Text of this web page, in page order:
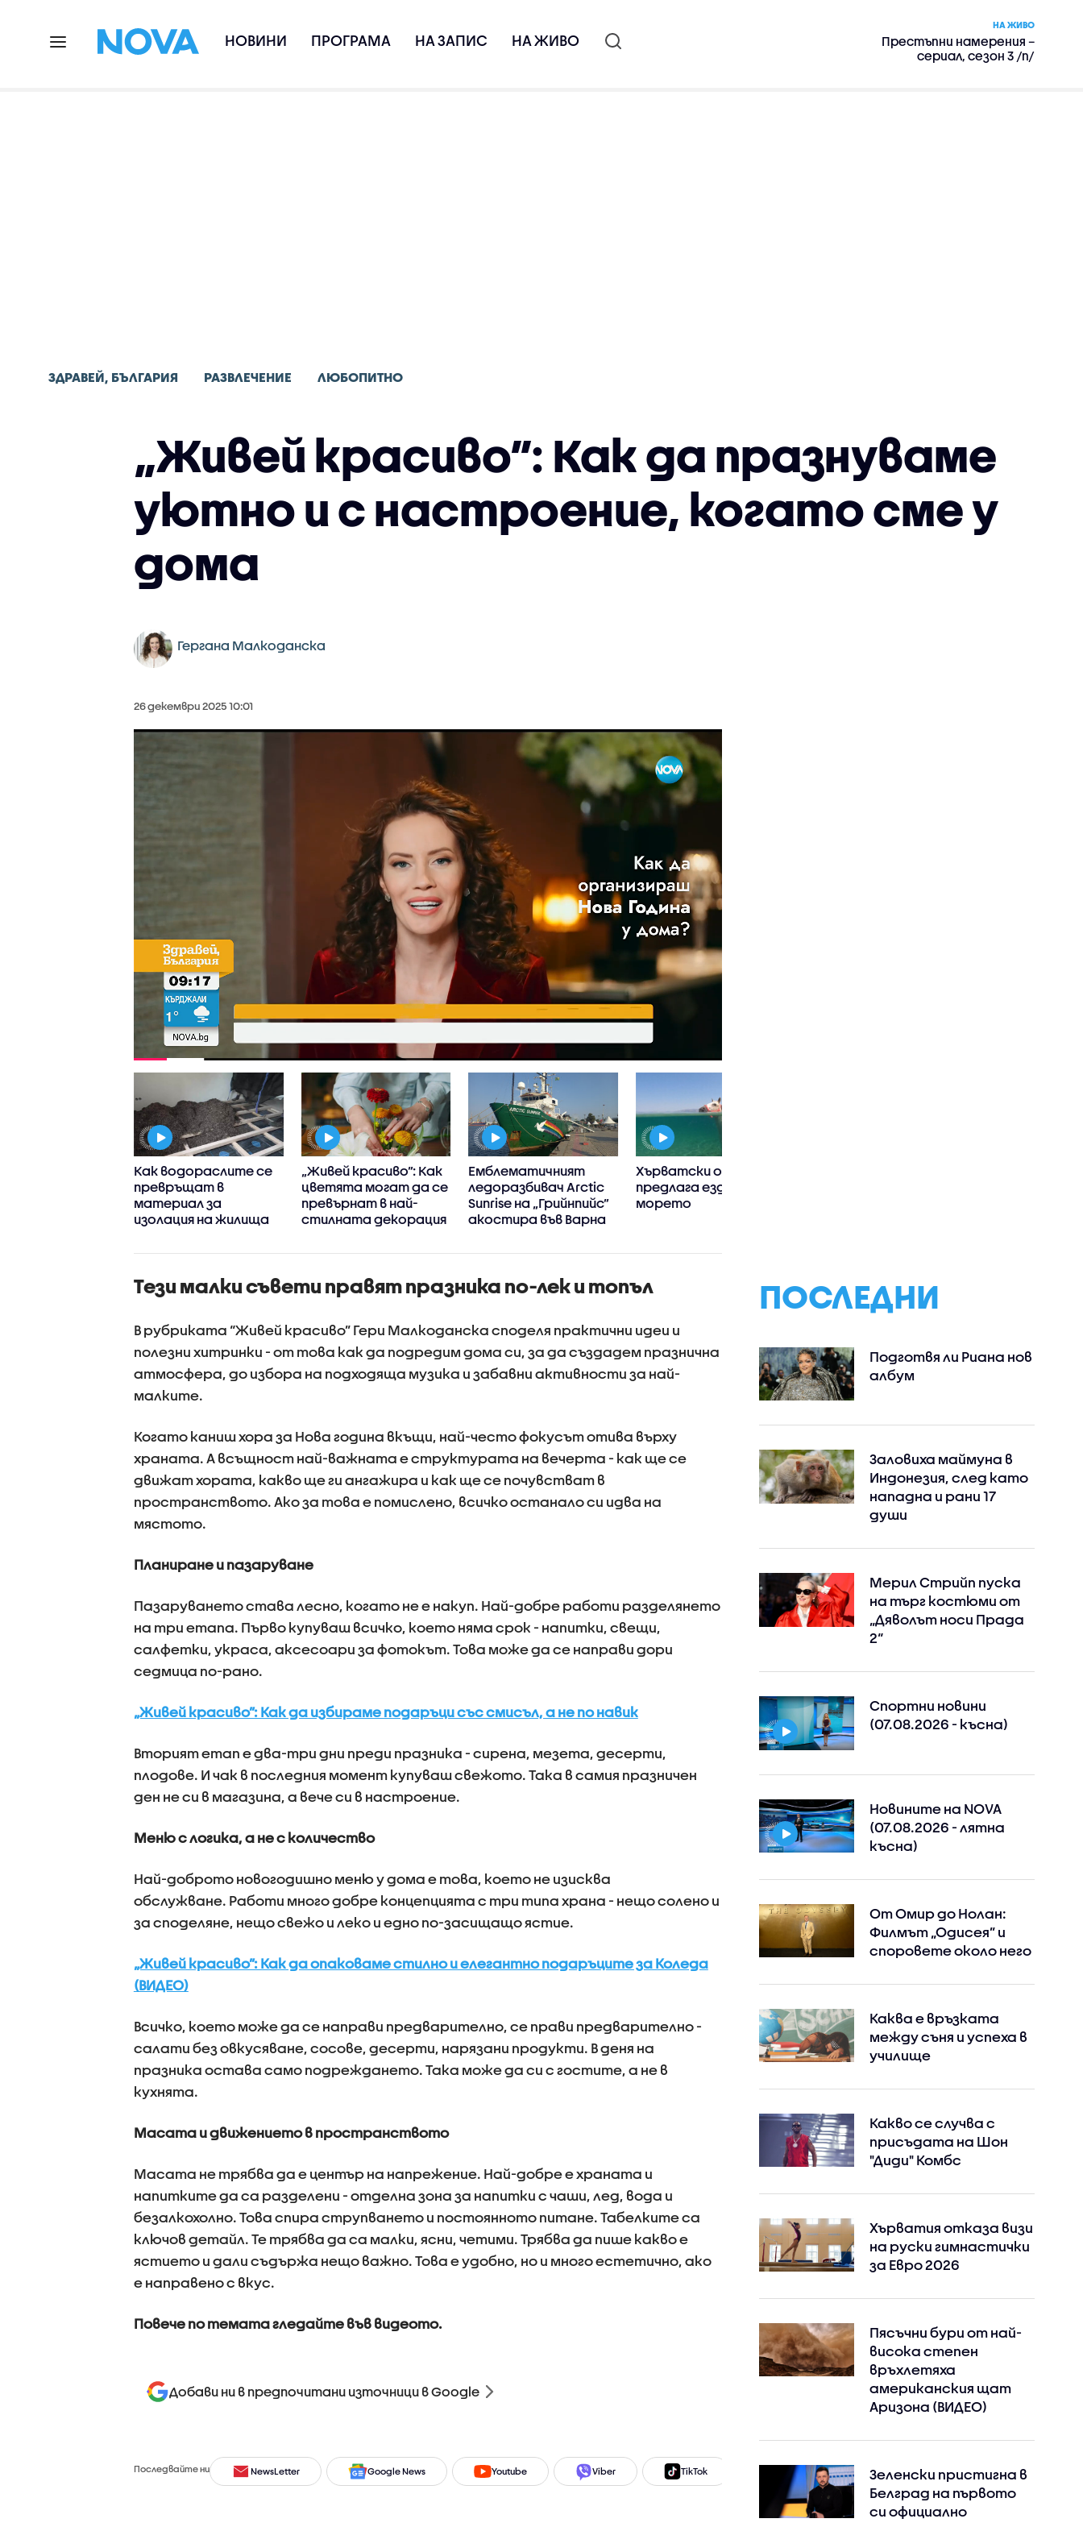
НОВИНИ ПРОГРАМА НА ЗАПИС НА ЖИВО
НА ЖИВО
Престъпни намерения –
сериал, сезон 3 /п/
ЗДРАВЕЙ, БЪЛГАРИЯ РАЗВЛЕЧЕНИЕ ЛЮБОПИТНО
„Живей красиво”: Как да празнуваме
уютно и с настроение, когато сме у
дома
Гергана Малкоданска
26 декември 2025 10:01
Как водораслите се
превръщат в
материал за
изолация на жилища
„Живей красиво”: Как
цветята могат да се
превърнат в най-
стилната декорация
Емблематичният
ледоразбивач Arctic
Sunrise на „Грийнпийс”
акостира във Варна
Хърватски остров
предлага езда в
морето
Тези малки съвети правят празника по-лек и топъл
В рубриката “Живей красиво” Гери Малкоданска споделя практични идеи и
полезни хитринки - от това как да подредим дома си, за да създадем празнична
атмосфера, до избора на подходяща музика и забавни активности за най-
малките.
Когато каниш хора за Нова година вкъщи, най-често фокусът отива върху
храната. А всъщност най-важната е структурата на вечерта - как ще се
движат хората, какво ще ги ангажира и как ще се почувстват в
пространството. Ако за това е помислено, всичко останало си идва на
мястото.
Планиране и пазаруване
Пазаруването става лесно, когато не е накуп. Най-добре работи разделянето
на три етапа. Първо купуваш всичко, което няма срок - напитки, свещи,
салфетки, украса, аксесоари за фотокът. Това може да се направи дори
седмица по-рано.
„Живей красиво”: Как да избираме подаръци със смисъл, а не по навик
Вторият етап е два-три дни преди празника - сирена, мезета, десерти,
плодове. И чак в последния момент купуваш свежото. Така в самия празничен
ден не си в магазина, а вече си в настроение.
Меню с логика, а не с количество
Най-доброто новогодишно меню у дома е това, което не изисква
обслужване. Работи много добре концепцията с три типа храна - нещо солено и
за споделяне, нещо свежо и леко и едно по-засищащо ястие.
„Живей красиво”: Как да опаковаме стилно и елегантно подаръците за Коледа
(ВИДЕО)
Всичко, което може да се направи предварително, се прави предварително -
салати без овкусяване, сосове, десерти, нарязани продукти. В деня на
празника остава само подреждането. Така може да си с гостите, а не в
кухнята.
Масата и движението в пространството
Масата не трябва да е център на напрежение. Най-добре е храната и
напитките да са разделени - отделна зона за напитки с чаши, лед, вода и
безалкохолно. Това спира струпването и постоянното питане. Табелките са
ключов детайл. Те трябва да са малки, ясни, четими. Трябва да пише какво е
ястието и дали съдържа нещо важно. Това е удобно, но и много естетично, ако
е направено с вкус.
Повече по темата гледайте във видеото.
Добави ни в предпочитани източници в Google
Последвайте ни NewsLetter Google News Youtube Viber TikTok Instagram Facebook
ПОСЛЕДНИ
Подготвя ли Риана нов
албум
Заловиха маймуна в
Индонезия, след като
нападна и рани 17
души
Мерил Стрийп пуска
на търг костюми от
„Дяволът носи Прада
2“
Спортни новини
(07.08.2026 - късна)
Новините на NOVA
(07.08.2026 - лятна
късна)
От Омир до Нолан:
Филмът „Одисея” и
споровете около него
Каква е връзката
между съня и успеха в
училище
Какво се случва с
присъдата на Шон
"Диди" Комбс
Хърватия отказа визи
на руски гимнастички
за Евро 2026
Пясъчни бури от най-
висока степен
връхлетяха
американския щат
Аризона (ВИДЕО)
Зеленски пристигна в
Белград на първото
си официално